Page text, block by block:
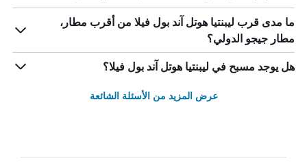
ما مدى قرب ليبنتيا هوتل آند بول فيلا من أقرب مطار،
مطار جيجو الدولي؟
هل يوجد مسبح في ليبنتيا هوتل آند بول فيلا؟
عرض المزيد من الأسئلة الشائعة